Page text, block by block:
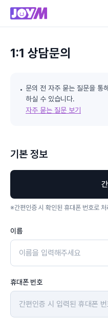
1:1 상담문의
문의 전 자주 묻는 질문을 통
하실 수 있습니다.
자주 묻는 질문 보기
기본 정보
※간편인증 시 확인된 휴대폰 번호로
이름
휴대폰 번호